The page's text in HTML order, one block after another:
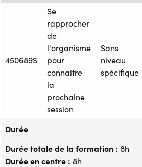
450689S
Se
rapprocher
de
l'organisme
pour
connaitre
la
prochaine
session
Sans
niveau
spécifique
Durée
Durée totale de la formation : 8h
Durée en centre : 8h